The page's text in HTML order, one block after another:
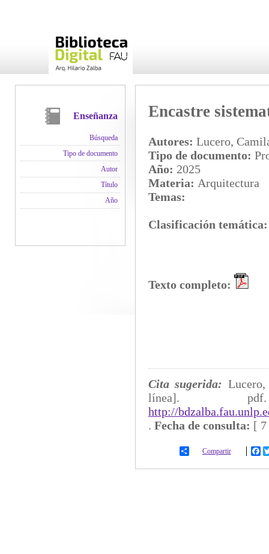
Enseñanza
Búsqueda
Tipo de documento
Autor
Título
Año
Encastre
Autores: Lucero,
Tipo de documento:
Año: 2025
Materia: Arquitectura
Temas:
Clasificación
Texto completo:
Cita sugerida:
http://
. Fecha de consulta: [
Compartir